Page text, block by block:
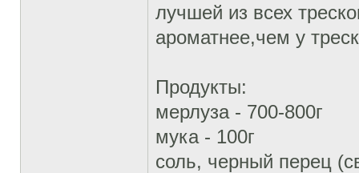
лучшей из всех
ароматнее,чем у
Продукты:
мерлуза - 700-800г
мука - 100г
соль, черный перец